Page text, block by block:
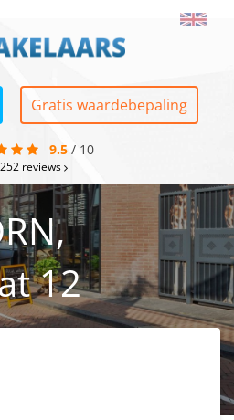
Gratis waardebepaling
9.5 / 10
252 reviews
12